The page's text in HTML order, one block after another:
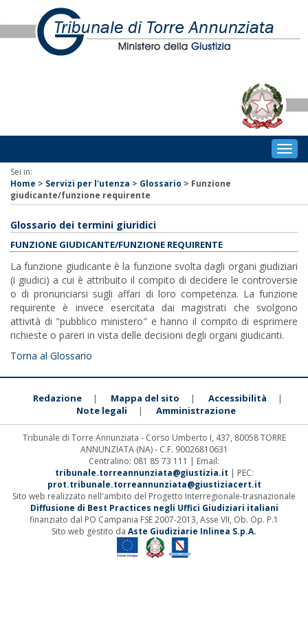
Sei in:
Home > Servizi per l'utenza > Glossario > Funzione
giudicante/funzione requirente
Glossario dei termini giuridici
FUNZIONE GIUDICANTE/FUNZIONE REQUIRENTE
La funzione giudicante è la funzione svolta dagli organi giudiziari
(i giudici) a cui è attribuito il compito di decidere le controversie
o di pronunciarsi sugli affari di loro competenza. La funzione
requirente è invece esercitata dai magistrati che svolgono
attività di "pubblico ministero" e hanno il compito di esprimere
richieste o pareri in vista delle decisioni degli organi giudicanti.
Torna al Glossario
Redazione | Mappa del sito | Accessibilità |
Note legali | Amministrazione
Tribunale di Torre Annunziata - Corso Umberto I, 437, 80058 TORRE
ANNUNZIATA (NA) - C.F. 90026810631
Centralino: 081 85 73 111 | Email:
tribunale.torreannunziata@giustizia.it | PEC:
prot.tribunale.torreannunziata@giustiziacert.it
Sito web realizzato nell'ambito del Progetto Interregionale-trasnazionale
Diffusione di Best Practices negli Uffici Giudiziari italiani
finanziato dal PO Campania FSE 2007-2013, Asse VII, Ob. Op. P.1
Sito web gestito da Aste Giudiziarie Inlinea S.p.A.